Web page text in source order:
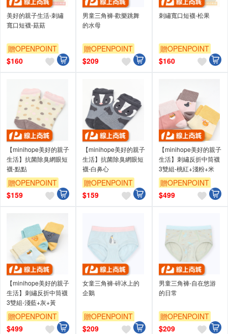
美好的親子生活-刺繡
寬口短襪-菇菇
贈OPENPOINT
$160
男童三角褲-歡樂跳舞
的水母
贈OPENPOINT
$209
刺繡寬口短襪-松果
贈OPENPOINT
$160
【minihope美好的親子
生活】抗菌除臭網眼短
襪-點點
贈OPENPOINT
$159
【minihope美好的親子
生活】抗菌除臭網眼短
襪-白鼻心
贈OPENPOINT
$159
【minihope美好的親子
生活】刺繡反折中筒襪
3雙組-桃紅+淺粉+米
贈OPENPOINT
$499
【minihope美好的親子
生活】刺繡反折中筒襪
3雙組-淺藍+灰+黃
贈OPENPOINT
$499
女童三角褲-碎冰上的
企鵝
贈OPENPOINT
$209
男童三角褲-自在悠游
的日常
贈OPENPOINT
$209